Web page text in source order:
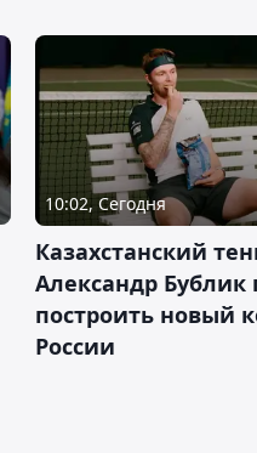
10:02, Сегодня
Казахстанский
Александр Бублик
построить новый
России